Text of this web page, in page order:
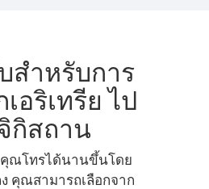
สำหรับการ
อริเทรีย ไป
กิสถาน
คุณโทรได้นานขึ้นโดย
คุณสามารถเลือกจาก